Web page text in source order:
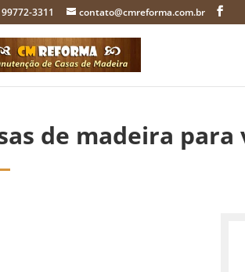
3311 contato@cmreforma.com.br
de madeira para